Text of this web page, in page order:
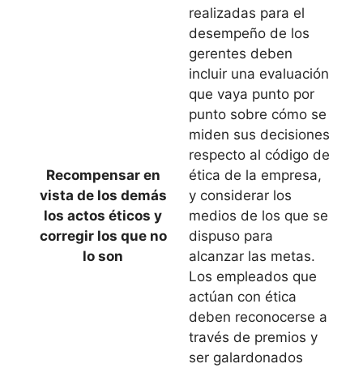
Recompensar en
vista de los demás
los actos éticos y
corregir los que no
lo son
realizadas para el
desempeño de los
gerentes deben
incluir una evaluación
que vaya punto por
punto sobre cómo se
miden sus decisiones
respecto al código de
ética de la empresa,
y considerar los
medios de los que se
dispuso para
alcanzar las metas.
Los empleados que
actúan con ética
deben reconocerse a
través de premios y
ser galardonados